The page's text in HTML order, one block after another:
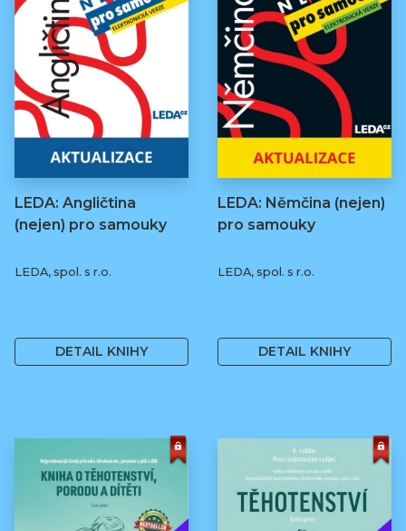
LEDA: Angličtina
(nejen) pro samouky
LEDA, spol. s r.o.
DETAIL KNIHY
LEDA: Němčina (nejen)
pro samouky
LEDA, spol. s r.o.
DETAIL KNIHY